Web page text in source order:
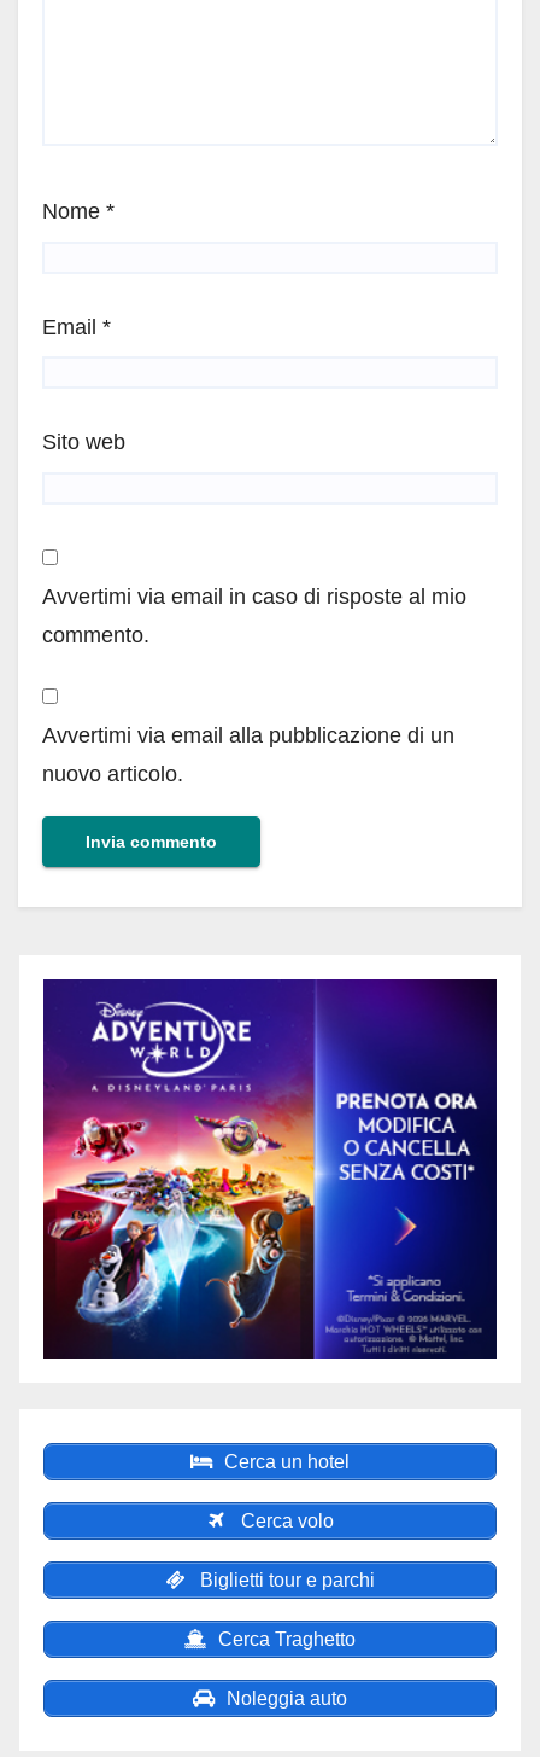
Nome *
Email *
Sito web
Avvertimi via email in caso di risposte al mio
commento.
Avvertimi via email alla pubblicazione di un
nuovo articolo.
Cerca un hotel
Cerca volo
Biglietti tour e parchi
Cerca Traghetto
Noleggia auto